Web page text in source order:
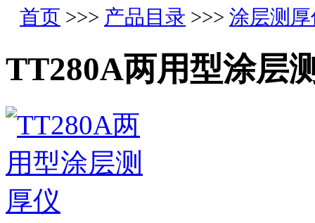
首页 >>> 产品目录 >>> 涂层测
TT280A两用型涂层